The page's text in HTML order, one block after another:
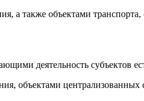
а также объектами
деятельность субъектов
объектами